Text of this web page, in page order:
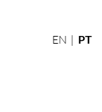
EN | PT